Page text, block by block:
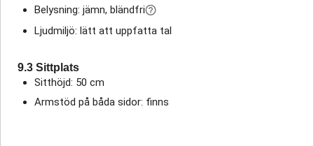
Belysning: jämn, bländfri
Ljudmiljö: lätt att uppfatta tal
9.3 Sittplats
Sitthöjd: 50 cm
Armstöd på båda sidor: finns